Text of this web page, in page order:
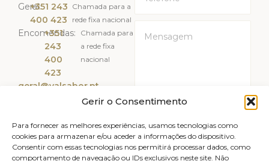
Gerir o Consentimento
Para fornecer as melhores experiências, usamos tecnologias como
cookies para armazenar e/ou aceder a informações do dispositivo.
Consentir com essas tecnologias nos permitirá processar dados, como
comportamento de navegação ou IDs exclusivos neste site. Não
Geral:+351 243
400 423
Chamada para a
rede fixa nacional
Encomendas:
+351
243
400
423
Chamada para
a rede fixa
nacional
geral@valsabor.pt
Li e Aceito a
ENVIAR